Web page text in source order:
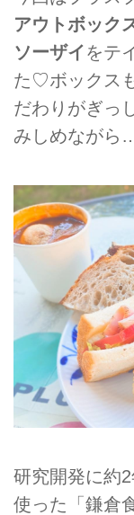
アウトボック
ソーザイをテ
た♡ボックス
だわりがぎっ
みしめながら
研究開発に約
使った「鎌倉